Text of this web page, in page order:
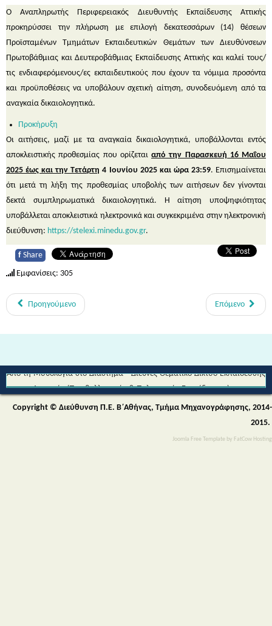
Joomla Free Template by FatCow Hosting
Ο Αναπληρωτής Περιφερειακός Διευθυντής Εκπαίδευσης Αττικής
προκηρύσσει την πλήρωση με επιλογή δεκατεσσάρων (14) θέσεων
Προϊσταμένων Τμημάτων Εκπαιδευτικών Θεμάτων των Διευθύνσεων
Πρωτοβάθμιας και Δευτεροβάθμιας Εκπαίδευσης Αττικής και καλεί τους/
τις ενδιαφερόμενους/ες εκπαιδευτικούς που έχουν τα νόμιμα προσόντα
και προϋποθέσεις να υποβάλουν σχετική αίτηση, συνοδευόμενη από τα
αναγκαία δικαιολογητικά.
Προκήρυξη
Οι αιτήσεις, μαζί με τα αναγκαία δικαιολογητικά, υποβάλλονται εντός
αποκλειστικής προθεσμίας που ορίζεται από την Παρασκευή 16 Μαΐου
2025 έως και την Τετάρτη 4 Ιουνίου 2025 και ώρα 23:59. Επισημαίνεται
ότι μετά τη λήξη της προθεσμίας υποβολής των αιτήσεων δεν γίνονται
δεκτά συμπληρωματικά δικαιολογητικά. Η αίτηση υποψηφιότητας
υποβάλλεται αποκλειστικά ηλεκτρονικά και συγκεκριμένα στην ηλεκτρονική
διεύθυνση: https://stelexi.minedu.gov.gr.
f Share
Εμφανίσεις: 305
Προηγούμενο Επόμενο
για την Αειφορία (Περιβαλλοντικής & Πολιτιστικής Εκπαίδευσης)
Copyright © Διεύθυνση Π.Ε. Β΄Αθήνας, Τμήμα Μηχανογράφησης, 2014-
2015.